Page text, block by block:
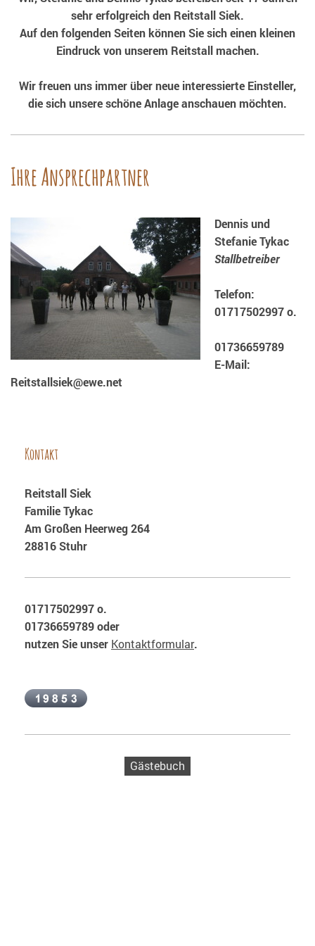
sehr erfolgreich den Reitstall Siek.
Auf den folgenden Seiten können Sie sich einen kleinen
Eindruck von unserem Reitstall machen.
Wir freuen uns immer über neue interessierte Einsteller,
die sich unsere schöne Anlage anschauen möchten.
Ihre Ansprechpartner
Dennis und
Stefanie Tykac
Stallbetreiber
Telefon:
01717502997 o.
01736659789
E-Mail:
Reitstallsiek@ewe.net
Kontakt
Reitstall Siek
Familie Tykac
Am Großen Heerweg 264
28816 Stuhr
01717502997 o.
01736659789 oder
nutzen Sie unser Kontaktformular.
Gästebuch